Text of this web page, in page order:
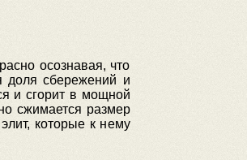
осознавая, что
доля сбережений и
и сгорит в мощной
сжимается размер
которые к нему